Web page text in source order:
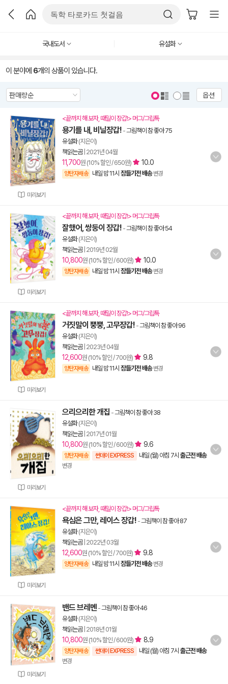
국내도서 유설화
이 분야에 6개의 상품이 있습니다.
옵션
미리보기
<끝까지 해 보자, 때밀이 장갑!> 머그/그립톡
용기를 내, 비닐장갑! -그림책이 참 좋아 75
유설화(지은이)
책읽는곰| 2021년 04월
11,700원 (10% 할인 / 650원) 10.0
양탄자배송 내일 밤 11시 잠들기전 배송 변경
미리보기
<끝까지 해 보자, 때밀이 장갑!> 머그/그립톡
잘했어, 쌍둥이 장갑! -그림책이 참 좋아 54
유설화(지은이)
책읽는곰| 2019년 02월
10,800원 (10% 할인 / 600원) 10.0
양탄자배송 내일 밤 11시 잠들기전 배송 변경
미리보기
<끝까지 해 보자, 때밀이 장갑!> 머그/그립톡
거짓말이 뿡뿡, 고무장갑! -그림책이 참 좋아 96
유설화(지은이)
책읽는곰| 2023년 04월
12,600원 (10% 할인 / 700원) 9.8
양탄자배송 내일 밤 11시 잠들기전 배송 변경
미리보기
으리으리한 개집 -그림책이 참 좋아 38
유설화(지은이)
책읽는곰| 2017년 01월
10,800원 (10% 할인 / 600원) 9.6
양탄자배송 썬데이 EXPRESS 내일 (월) 아침 7시 출근전 배송
변경
미리보기
<끝까지 해 보자, 때밀이 장갑!> 머그/그립톡
욕심은 그만, 레이스 장갑! -그림책이 참 좋아 87
유설화(지은이)
책읽는곰| 2022년 03월
12,600원 (10% 할인 / 700원) 9.8
양탄자배송 내일 밤 11시 잠들기전 배송 변경
미리보기
밴드 브레멘 -그림책이 참 좋아 46
유설화(지은이)
책읽는곰| 2018년 01월
10,800원 (10% 할인 / 600원) 8.9
양탄자배송 썬데이 EXPRESS 내일 (월) 아침 7시 출근전 배송
변경